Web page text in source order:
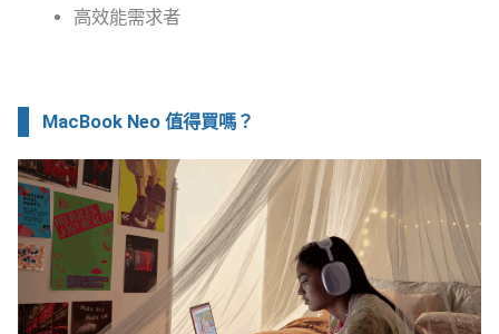
高效能需求者
MacBook Neo 值得買嗎？